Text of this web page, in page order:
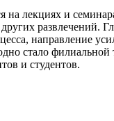
на лекциях и
развлечений.
направление
стало
и студентов.